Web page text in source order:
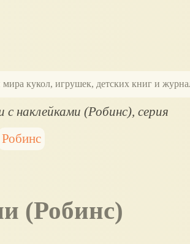
кукол, игрушек, детских книг и
с наклейками (Робинс), серия
Робинс
(Робинс)